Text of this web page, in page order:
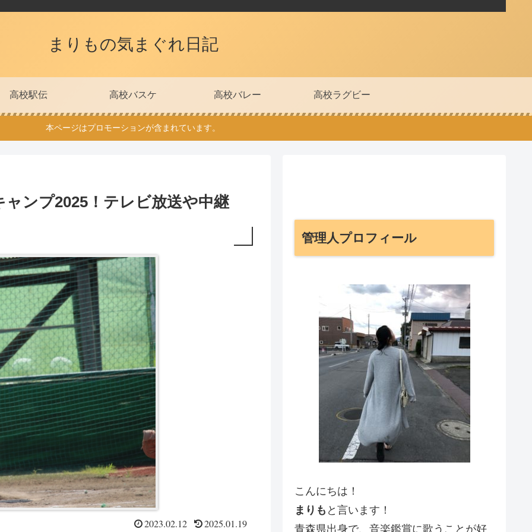
まりもの気まぐれ日記
高校駅伝 高校バスケ 高校バレー 高校ラグビー
本ページはプロモーションが含まれています。
ンプ2025！テレビ放送や中継
2023.02.12 2025.01.19
管理人プロフィール
こんにちは！
まりも と言います！
青森県出身で、音楽鑑賞に歌うことが好